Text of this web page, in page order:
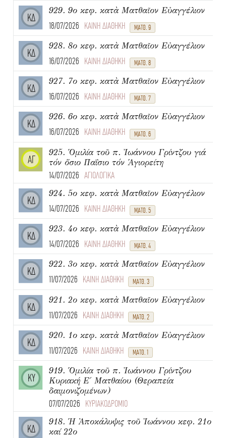
ΚΔ
929. 9ο κεφ. κατὰ Ματθαῖον Εὐαγγέλιον
18/07/2026 ΚΑΙΝΗ ΔΙΑΘΗΚΗ ΜΑΤΘ. 9
ΚΔ
928. 8ο κεφ. κατὰ Ματθαῖον Εὐαγγέλιον
16/07/2026 ΚΑΙΝΗ ΔΙΑΘΗΚΗ ΜΑΤΘ. 8
ΚΔ
927. 7ο κεφ. κατὰ Ματθαῖον Εὐαγγέλιον
16/07/2026 ΚΑΙΝΗ ΔΙΑΘΗΚΗ ΜΑΤΘ. 7
ΚΔ
926. 6ο κεφ. κατὰ Ματθαῖον Εὐαγγέλιον
16/07/2026 ΚΑΙΝΗ ΔΙΑΘΗΚΗ ΜΑΤΘ. 6
ΑΓ
925. Ὁμιλία τοῦ π. Ἰωάννου Γρίντζου γιά
τόν ὅσιο Παΐσιο τόν Ἁγιορείτη
14/07/2026 ΑΓΙΟΛΟΓΙΚΑ
ΚΔ
924. 5ο κεφ. κατὰ Ματθαῖον Εὐαγγέλιον
14/07/2026 ΚΑΙΝΗ ΔΙΑΘΗΚΗ ΜΑΤΘ. 5
ΚΔ
923. 4ο κεφ. κατὰ Ματθαῖον Εὐαγγέλιον
14/07/2026 ΚΑΙΝΗ ΔΙΑΘΗΚΗ ΜΑΤΘ. 4
ΚΔ
922. 3ο κεφ. κατὰ Ματθαῖον Εὐαγγέλιον
11/07/2026 ΚΑΙΝΗ ΔΙΑΘΗΚΗ ΜΑΤΘ. 3
ΚΔ
921. 2ο κεφ. κατὰ Ματθαῖον Εὐαγγέλιον
11/07/2026 ΚΑΙΝΗ ΔΙΑΘΗΚΗ ΜΑΤΘ. 2
ΚΔ
920. 1ο κεφ. κατὰ Ματθαῖον Εὐαγγέλιον
11/07/2026 ΚΑΙΝΗ ΔΙΑΘΗΚΗ ΜΑΤΘ. 1
ΚΥ
919. Ὁμιλία τοῦ π. Ἰωάννου Γρίντζου
Κυριακή Ε΄ Ματθαίου (Θεραπεία
δαιμονιζομένων)
07/07/2026 ΚΥΡΙΑΚΟΔΡΟΜΙΟ
ΚΔ
918. Ἡ Ἀποκάλυψις τοῦ Ἰωάννου κεφ. 21ο
καί 22ο